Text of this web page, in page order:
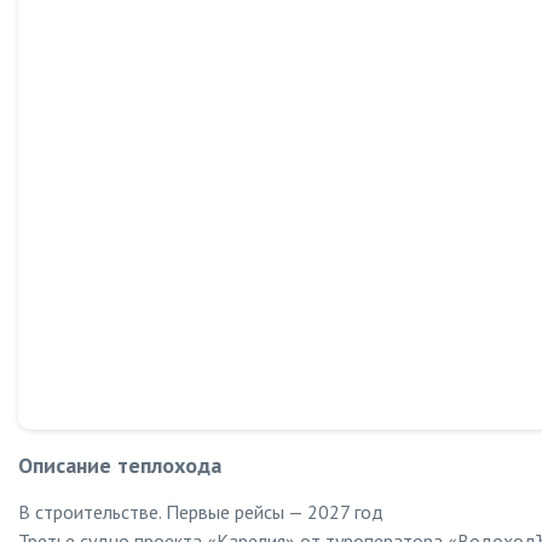
Описание теплохода
В строительстве. Первые рейсы — 2027 год